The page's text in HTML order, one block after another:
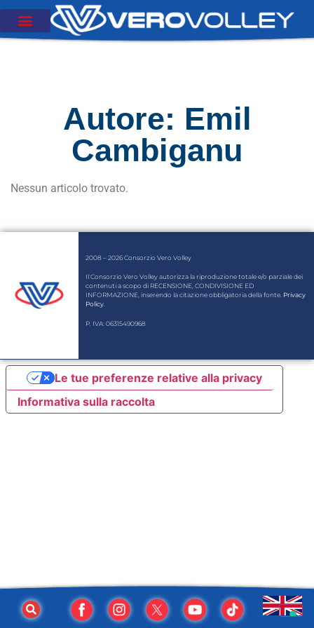
Autore: Emil
Cambiganu
Nessun articolo trovato.
2008 – 2026 Consorzio Vero Volley
Il Consorzio Vero Volley autorizza la riproduzione totale e/o parziale dei
contenuti a scopo di RECENSIONE, CONDIVISIONE ED
INFORMAZIONE, inserendo la citazione obbligatoria della fonte. Privacy
Policy.
P. IVA: 06315490968
Informativa sulla raccolta
Le tue preferenze relative alla privacy